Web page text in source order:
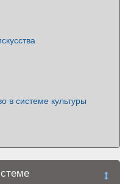
в системе культуры